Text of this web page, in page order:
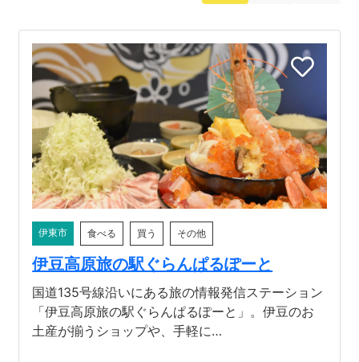
東伊豆町
伊豆市
河津町
伊東市 食べる 買う その他
伊豆高原旅の駅ぐらんぱるぽーと
国道135号線沿いにある旅の情報発信ステーション
「伊豆高原旅の駅ぐらんぱるぽーと」。伊豆のお
土産が揃うショップや、手軽に…